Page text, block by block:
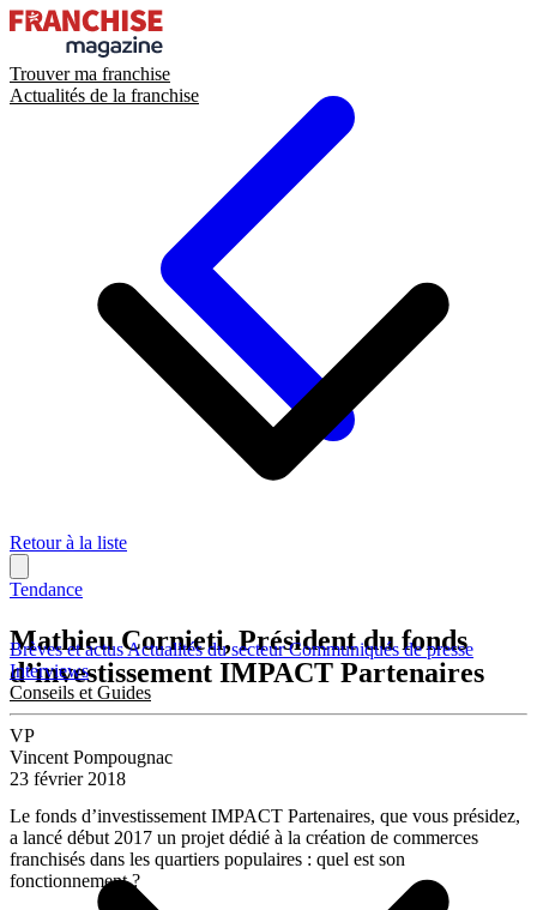
Trouver ma franchise
Actualités de la franchise
Brèves et actusActualités du secteurCommuniqués de presse
Interviews
Conseils et Guides
Retour à la liste
Tendance
Mathieu Cornieti, Président du fonds
d’investissement IMPACT Partenaires
VP
Vincent Pompougnac
23 février 2018
Le fonds d’investissement IMPACT Partenaires, que vous présidez,
a lancé début 2017 un projet dédié à la création de commerces
franchisés dans les quartiers populaires : quel est son
fonctionnement ?